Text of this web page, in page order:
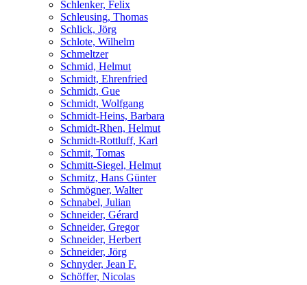
Schlenker, Felix
Schleusing, Thomas
Schlick, Jörg
Schlote, Wilhelm
Schmeltzer
Schmid, Helmut
Schmidt, Ehrenfried
Schmidt, Gue
Schmidt, Wolfgang
Schmidt-Heins, Barbara
Schmidt-Rhen, Helmut
Schmidt-Rottluff, Karl
Schmit, Tomas
Schmitt-Siegel, Helmut
Schmitz, Hans Günter
Schmögner, Walter
Schnabel, Julian
Schneider, Gérard
Schneider, Gregor
Schneider, Herbert
Schneider, Jörg
Schnyder, Jean F.
Schöffer, Nicolas